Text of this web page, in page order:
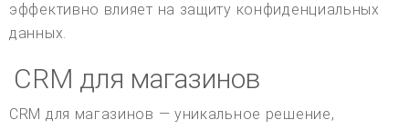
эффективно влияет на защиту конфиденциальных
данных.
CRM для магазинов
CRM для магазинов — уникальное решение,